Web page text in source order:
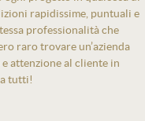
rapidissime, puntuali e
professionalità che
raro trovare un’azienda
attenzione al cliente in
tutti!